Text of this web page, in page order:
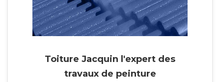
Toiture Jacquin l'expert des
travaux de peinture